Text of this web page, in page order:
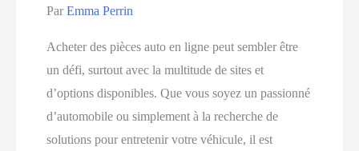
ParEmma Perrin
Acheter des pièces auto en ligne peut sembler être
un défi, surtout avec la multitude de sites et
d’options disponibles. Que vous soyez un passionné
d’automobile ou simplement à la recherche de
solutions pour entretenir votre véhicule, il est